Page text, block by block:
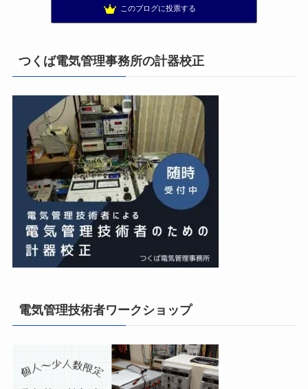
太陽光発電で、第二の年金.JP茨城県鹿嶋市赤嶺電研企画ブログ
15位 ★電験三種に合格させてあげる|理論攻略講座
このブログに投票する
つくば電気管理事務所の計器校正
電気管理技術者ワークショップ